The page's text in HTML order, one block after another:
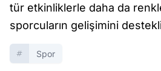
tür etkinliklerle daha da
sporcuların gelişimini
Spor